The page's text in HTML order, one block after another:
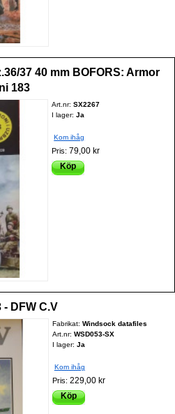
37 40 mm BOFORS: Armor
183
Art.nr:SX2267
I lager: Ja
Kom ihåg
Pris: 79,00 kr
Köp
DFW C.V
Fabrikat: Windsock datafiles
Art.nr: WSD053-SX
I lager: Ja
Kom ihåg
Pris: 229,00 kr
Köp